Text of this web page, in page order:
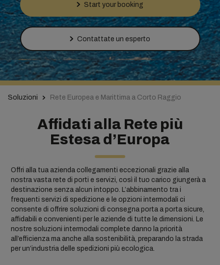
Start your booking
Contattate un esperto
Soluzioni Rete Europea e Marittima a Corto Raggio
Affidati alla Rete più
Estesa d’Europa
Offri alla tua azienda collegamenti eccezionali grazie alla
nostra vasta rete di porti e servizi, così il tuo carico giungerà a
destinazione senza alcun intoppo. L’abbinamento tra i
frequenti servizi di spedizione e le opzioni intermodali ci
consente di offrire soluzioni di consegna porta a porta sicure,
affidabili e convenienti per le aziende di tutte le dimensioni. Le
nostre soluzioni intermodali complete danno la priorità
all’efficienza ma anche alla sostenibilità, preparando la strada
per un’industria delle spedizioni più ecologica.